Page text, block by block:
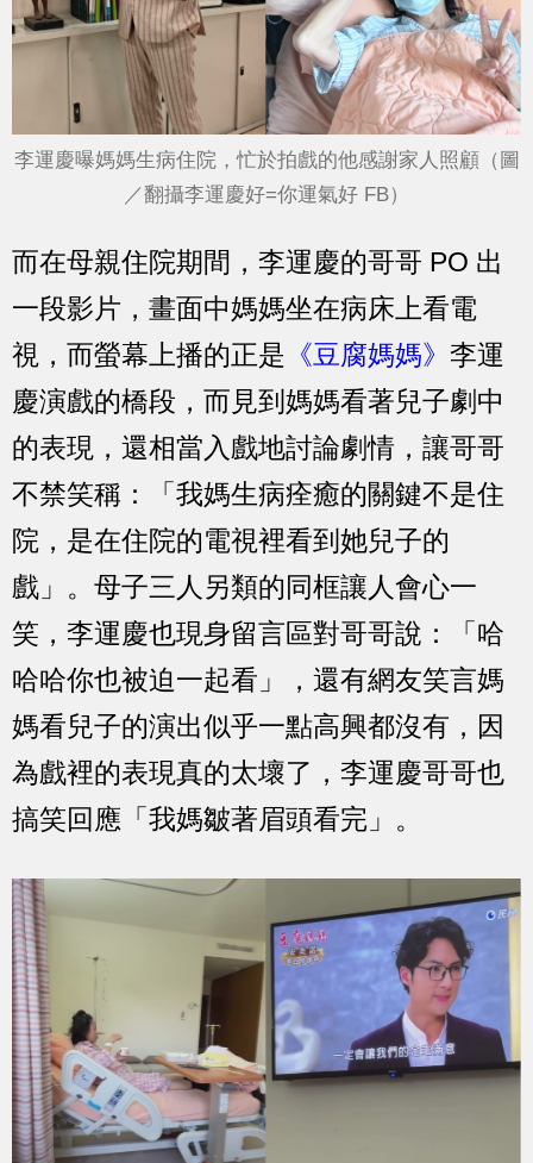
李運慶曝媽媽生病住院，忙於拍戲的他感謝家人照顧（圖
／翻攝李運慶好=你運氣好 FB）
而在母親住院期間，李運慶的哥哥 PO 出
一段影片，畫面中媽媽坐在病床上看電
視，而螢幕上播的正是 《豆腐媽媽》 李運
慶演戲的橋段，而見到媽媽看著兒子劇中
的表現，還相當入戲地討論劇情，讓哥哥
不禁笑稱：「我媽生病痊癒的關鍵不是住
院，是在住院的電視裡看到她兒子的
戲」。母子三人另類的同框讓人會心一
笑，李運慶也現身留言區對哥哥說：「哈
哈哈你也被迫一起看」，還有網友笑言媽
媽看兒子的演出似乎一點高興都沒有，因
為戲裡的表現真的太壞了，李運慶哥哥也
搞笑回應「我媽皺著眉頭看完」。